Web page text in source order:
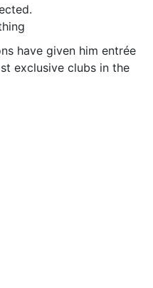
have given him entrée
exclusive clubs in the